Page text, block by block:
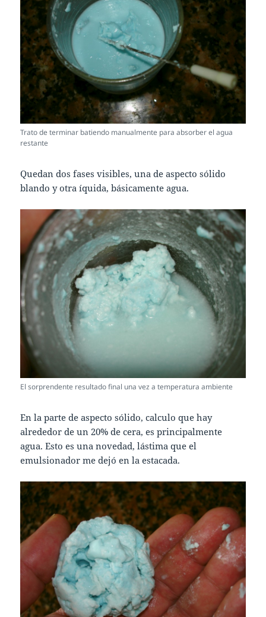
Trato de terminar batiendo manualmente para absorber el agua
restante
Quedan dos fases visibles, una de aspecto sólido
blando y otra íquida, básicamente agua.
El sorprendente resultado final una vez a temperatura ambiente
En la parte de aspecto sólido, calculo que hay
alrededor de un 20% de cera, es principalmente
agua. Esto es una novedad, lástima que el
emulsionador me dejó en la estacada.